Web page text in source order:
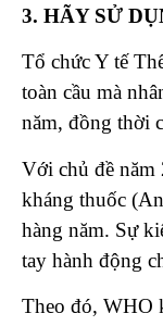
3. HÃY SỬ
Tổ chức Y tế
toàn cầu mà
năm, đồng thời
Với chủ đề năm
kháng thuốc
hàng năm. Sự
tay hành động
Theo đó, WHO